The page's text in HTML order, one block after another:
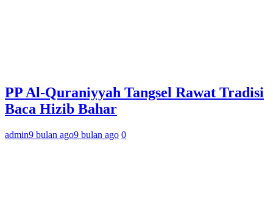
PP Al-Quraniyyah Tangsel Rawat Tradisi
Baca Hizib Bahar
admin9 bulan ago9 bulan ago 0